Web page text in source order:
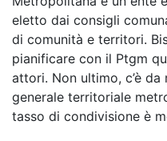
eletto dai consigli
di comunità e territori.
pianificare con il Ptgm
attori. Non ultimo, c’è da
generale territoriale
tasso di condivisione è